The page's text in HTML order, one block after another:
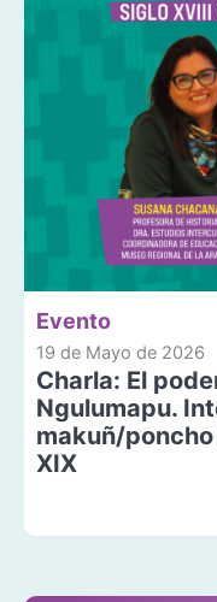
Evento
19 de Mayo de 2026
Charla: El
Ngulumapu.
makuñ/
XIX